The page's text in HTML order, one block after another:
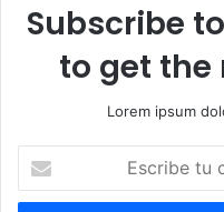
Subscribe
to get the
Lorem ipsum
c